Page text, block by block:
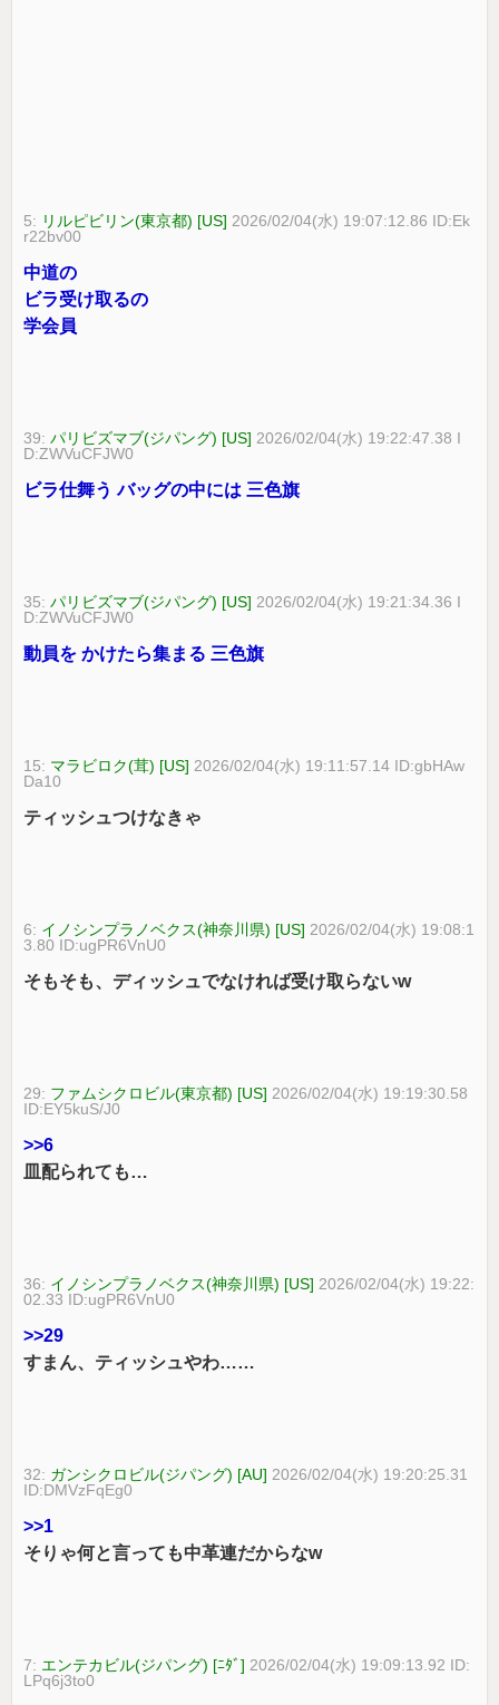
5: リルピビリン(東京都) [US] 2026/02/04(水) 19:07:12.86 ID:Ek
r22bv00
中道の
ビラ受け取るの
学会員
39:パリビズマブ(ジパング) [US] 2026/02/04(水) 19:22:47.38 I
D:ZWVuCFJW0
ビラ仕舞う バッグの中には 三色旗
35:パリビズマブ(ジパング) [US] 2026/02/04(水) 19:21:34.36 I
D:ZWVuCFJW0
動員を かけたら集まる 三色旗
15: マラビロク(茸) [US] 2026/02/04(水) 19:11:57.14 ID:gbHAw
Da10
ティッシュつけなきゃ
6: イノシンプラノベクス(神奈川県) [US] 2026/02/04(水) 19:08:1
3.80 ID:ugPR6VnU0
そもそも、ディッシュでなければ受け取らないw
29: ファムシクロビル(東京都) [US] 2026/02/04(水) 19:19:30.58
ID:EY5kuS/J0
>>6
皿配られても…
36: イノシンプラノベクス(神奈川県) [US] 2026/02/04(水) 19:22:
02.33 ID:ugPR6VnU0
>>29
すまん、ティッシュやわ……
32: ガンシクロビル(ジパング) [AU] 2026/02/04(水) 19:20:25.31
ID:DMVzFqEg0
>>1
そりゃ何と言っても中革連だからなw
7: エンテカビル(ジパング) [ﾆﾀﾞ] 2026/02/04(水) 19:09:13.92 ID:
LPq6j3to0